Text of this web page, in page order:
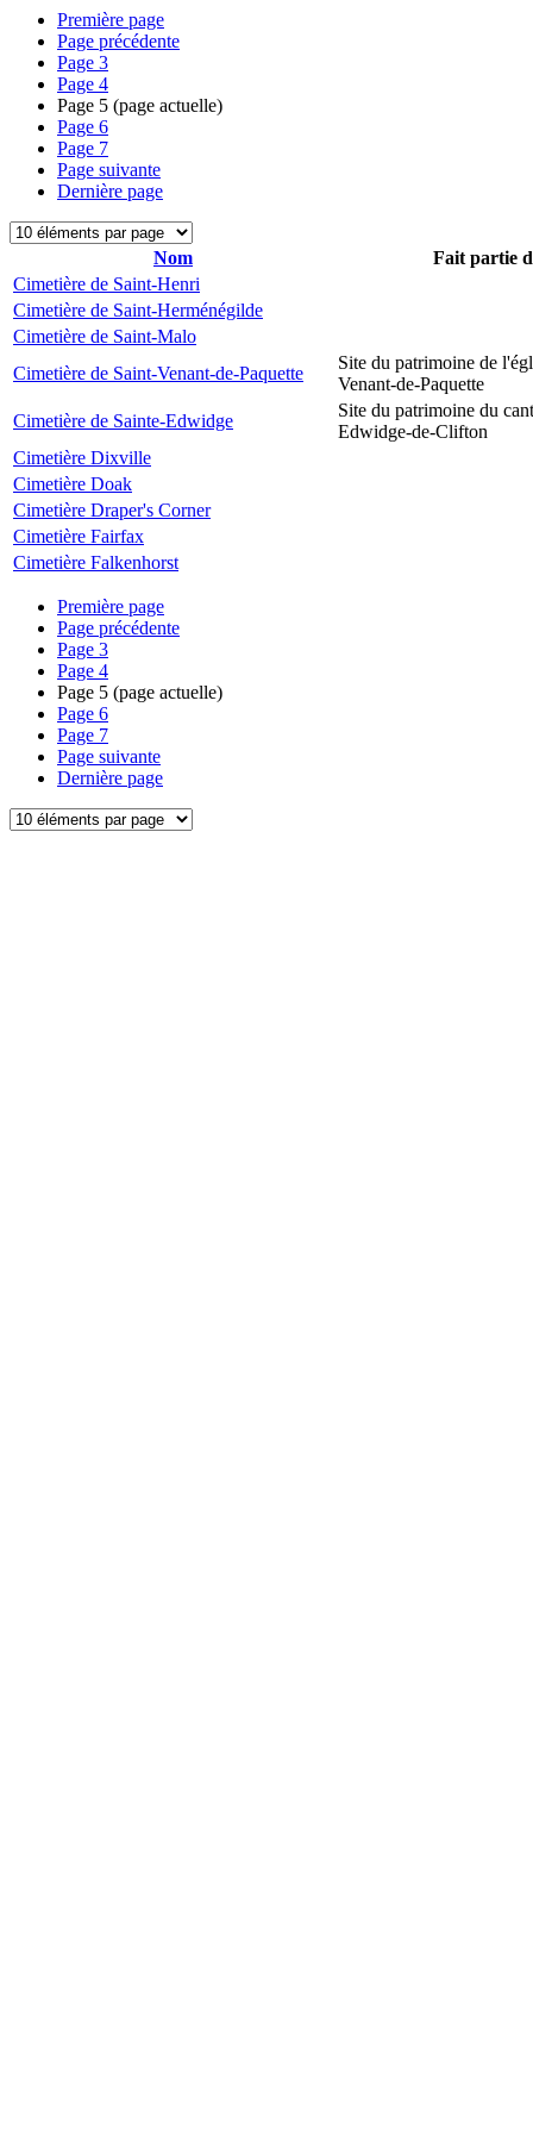
Première page
Page précédente
Page 3
Page 4
Page 5 (page actuelle)
Page 6
Page 7
Page suivante
Dernière page
Nom
Fait partie
Cimetière de Saint-Henri
Cimetière de Saint-Herménégilde
Cimetière de Saint-Malo
Cimetière de Saint-Venant-de-Paquette
Site du patrimoine de
Venant-de-Paquette
Cimetière de Sainte-Edwidge
Site du patrimoine du
Edwidge-de-Clifton
Cimetière Dixville
Cimetière Doak
Cimetière Draper's Corner
Cimetière Fairfax
Cimetière Falkenhorst
Première page
Page précédente
Page 3
Page 4
Page 5 (page actuelle)
Page 6
Page 7
Page suivante
Dernière page